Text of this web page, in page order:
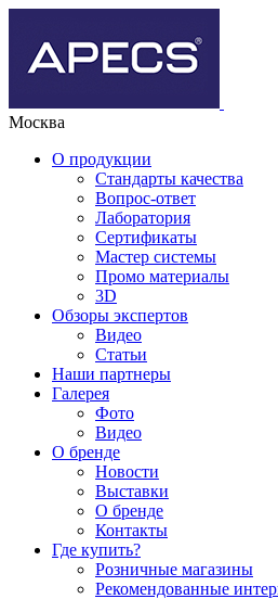
Москва
О продукции
Стандарты качества
Вопрос-ответ
Лаборатория
Сертификаты
Мастер системы
Промо материалы
3D
Обзоры экспертов
Видео
Статьи
Наши партнеры
Галерея
Фото
Видео
О бренде
Новости
Выставки
О бренде
Контакты
Где купить?
Розничные магазины
Рекомендованные